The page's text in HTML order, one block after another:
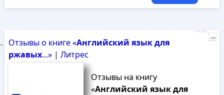
Отзывы о книге «Английский языкдля
ржавых...» | Литрес
Отзывы на книгу
«Английский языкдля
Реклама
...